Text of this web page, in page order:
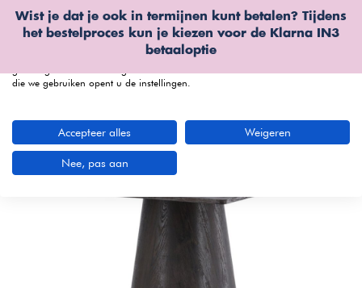
Wist je dat je ook in termijnen kunt betalen? Tijdens
het bestelproces kun je kiezen voor de Klarna IN3
betaaloptie
Wij gebruiken cookies
We kunnen deze plaatsen voor analyse van onze bezoekersgegevens, om
onze website te verbeteren, gepersonaliseerde inhoud te tonen en om u een
die we gebruiken opent u de instellingen.
Accepteer alles Weigeren
Nee, pas aan